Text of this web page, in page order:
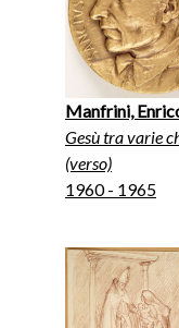
Manfrini,
Gesù tra varie
(verso)
1960 - 1965